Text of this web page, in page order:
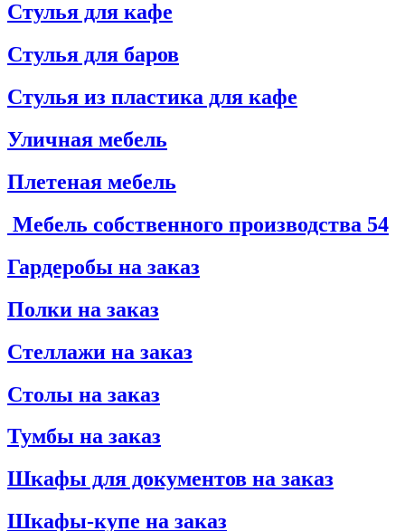
Стулья для кафе
Стулья для баров
Стулья из пластика для кафе
Уличная мебель
Плетеная мебель
Мебель собственного производства 54
Гардеробы на заказ
Полки на заказ
Стеллажи на заказ
Столы на заказ
Тумбы на заказ
Шкафы для документов на заказ
Шкафы-купе на заказ